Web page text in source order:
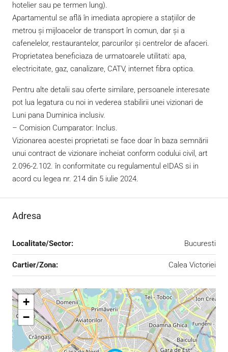
hotelier sau pe termen lung).
Apartamentul se află în imediata apropiere a stațiilor de
metrou și mijloacelor de transport în comun, dar și a
cafenelelor, restaurantelor, parcurilor și centrelor de afaceri.
Proprietatea beneficiaza de urmatoarele utilitati: apa,
electricitate, gaz, canalizare, CATV, internet fibra optica.
Pentru alte detalii sau oferte similare, persoanele interesate
pot lua legatura cu noi in vederea stabilirii unei vizionari de
Luni pana Duminica inclusiv.
– Comision Cumparator: Inclus.
Vizionarea acestei proprietati se face doar în baza semnării
unui contract de vizionare incheiat conform codului civil, art
2.096-2.102. în conformitate cu regulamentul eIDAS si in
acord cu legea nr. 214 din 5 iulie 2024.
Adresa
Localitate/Sector: Bucuresti
Cartier/Zona: Calea Victoriei
+
−